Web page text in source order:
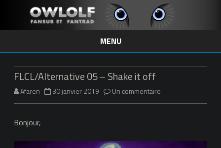
MENU
Skip
to
content
FLCL/Alternative 05 – Shake it off
Afaren 30 janvier 2019 Un commentaire
–
Bonjour,